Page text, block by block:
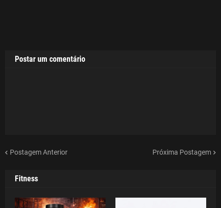
Postar um comentário
Postagem Anterior Próxima Postagem
Fitness